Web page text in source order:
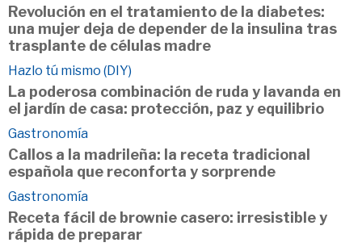
Revolución en el tratamiento de la diabetes:
una mujer deja de depender de la insulina tras
trasplante de células madre
Hazlo tú mismo (DIY)
La poderosa combinación de ruda y lavanda en
el jardín de casa: protección, paz y equilibrio
Gastronomía
Callos a la madrileña: la receta tradicional
española que reconforta y sorprende
Gastronomía
Receta fácil de brownie casero: irresistible y
rápida de preparar